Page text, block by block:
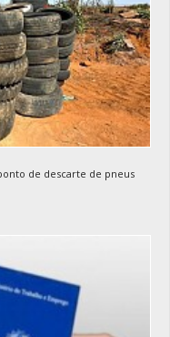
de descarte de pneus